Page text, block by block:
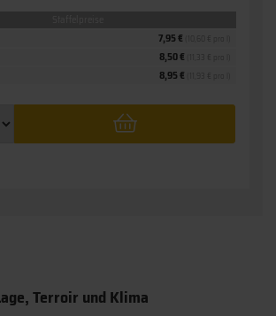
8,95 €
8,50 €
7,95 €
Terroir und Klima